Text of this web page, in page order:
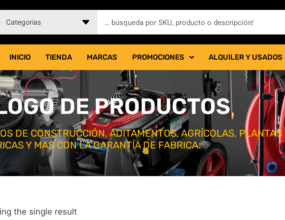
INICIO TIENDA MARCAS PROMOCIONES ALQUILER Y USADOS
DE PRODUCTOS
DE CONSTRUCCIÓN, ADITAMENTOS, AGRÍCOLAS, PLANTAS
Y MAS CON LA GARANTÍA DE FABRICA.
the single result